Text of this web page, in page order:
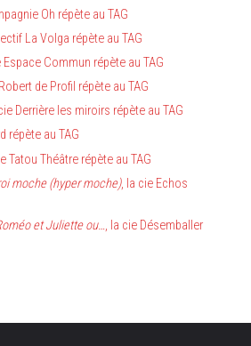
Oh répète au TAG
La Volga répète au TAG
Espace Commun répète au TAG
de Profil répète au TAG
Derrière les miroirs répète au TAG
répète au TAG
Tatou Théâtre répète au TAG
moche (hyper moche), la cie Echos
et Juliette ou…, la cie Désemballer